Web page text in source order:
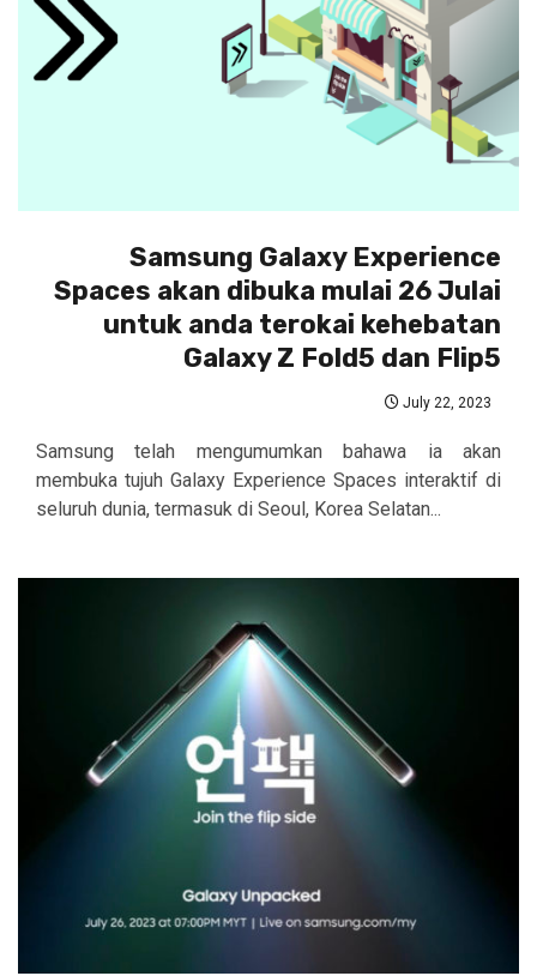
Samsung Galaxy Experience
Spaces akan dibuka mulai 26 Julai
untuk anda terokai kehebatan
Galaxy Z Fold5 dan Flip5
July 22, 2023
Samsung telah mengumumkan bahawa ia akan
membuka tujuh Galaxy Experience Spaces interaktif di
seluruh dunia, termasuk di Seoul, Korea Selatan...